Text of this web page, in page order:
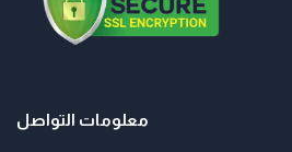
معلومات التواصل